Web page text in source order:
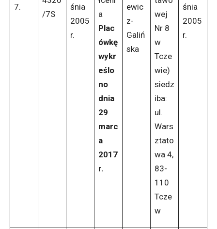
7.
/7S
śnia
2005
r.
a
Plac
ówkę
wykr
eślo
no
dnia
29
marc
a
2017
r.
ewic
z-
Galiń
ska
wej
Nr 8
w
Tcze
wie)
siedz
iba:
ul.
Wars
ztato
wa 4,
83-
110
Tcze
w
śnia
2005
r.